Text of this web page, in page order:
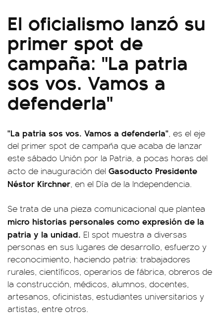
El oficialismo lanzó su
primer spot de
campaña: "La patria
sos vos. Vamos a
defenderla"
"La patria sos vos. Vamos a defenderla", es el eje
del primer spot de campaña que acaba de lanzar
este sábado Unión por la Patria, a pocas horas del
acto de inauguración del Gasoducto Presidente
Néstor Kirchner, en el Día de la Independencia.
Se trata de una pieza comunicacional que plantea
micro historias personales como expresión de la
patria y la unidad. El spot muestra a diversas
personas en sus lugares de desarrollo, esfuerzo y
reconocimiento, haciendo patria: trabajadores
rurales, científicos, operarios de fábrica, obreros de
la construcción, médicos, alumnos, docentes,
artesanos, oficinistas, estudiantes universitarios y
artistas, entre otros.